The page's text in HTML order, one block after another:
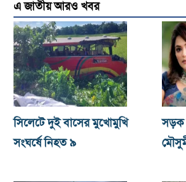
এ জাতীয় আরও খবর
সিলেটে দুই বাসের মুখোমুখি
সংঘর্ষে নিহত ৯
সড়ক